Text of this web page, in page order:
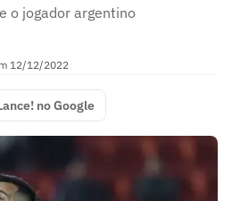
o jogador argentino
12/12/2022
no Google